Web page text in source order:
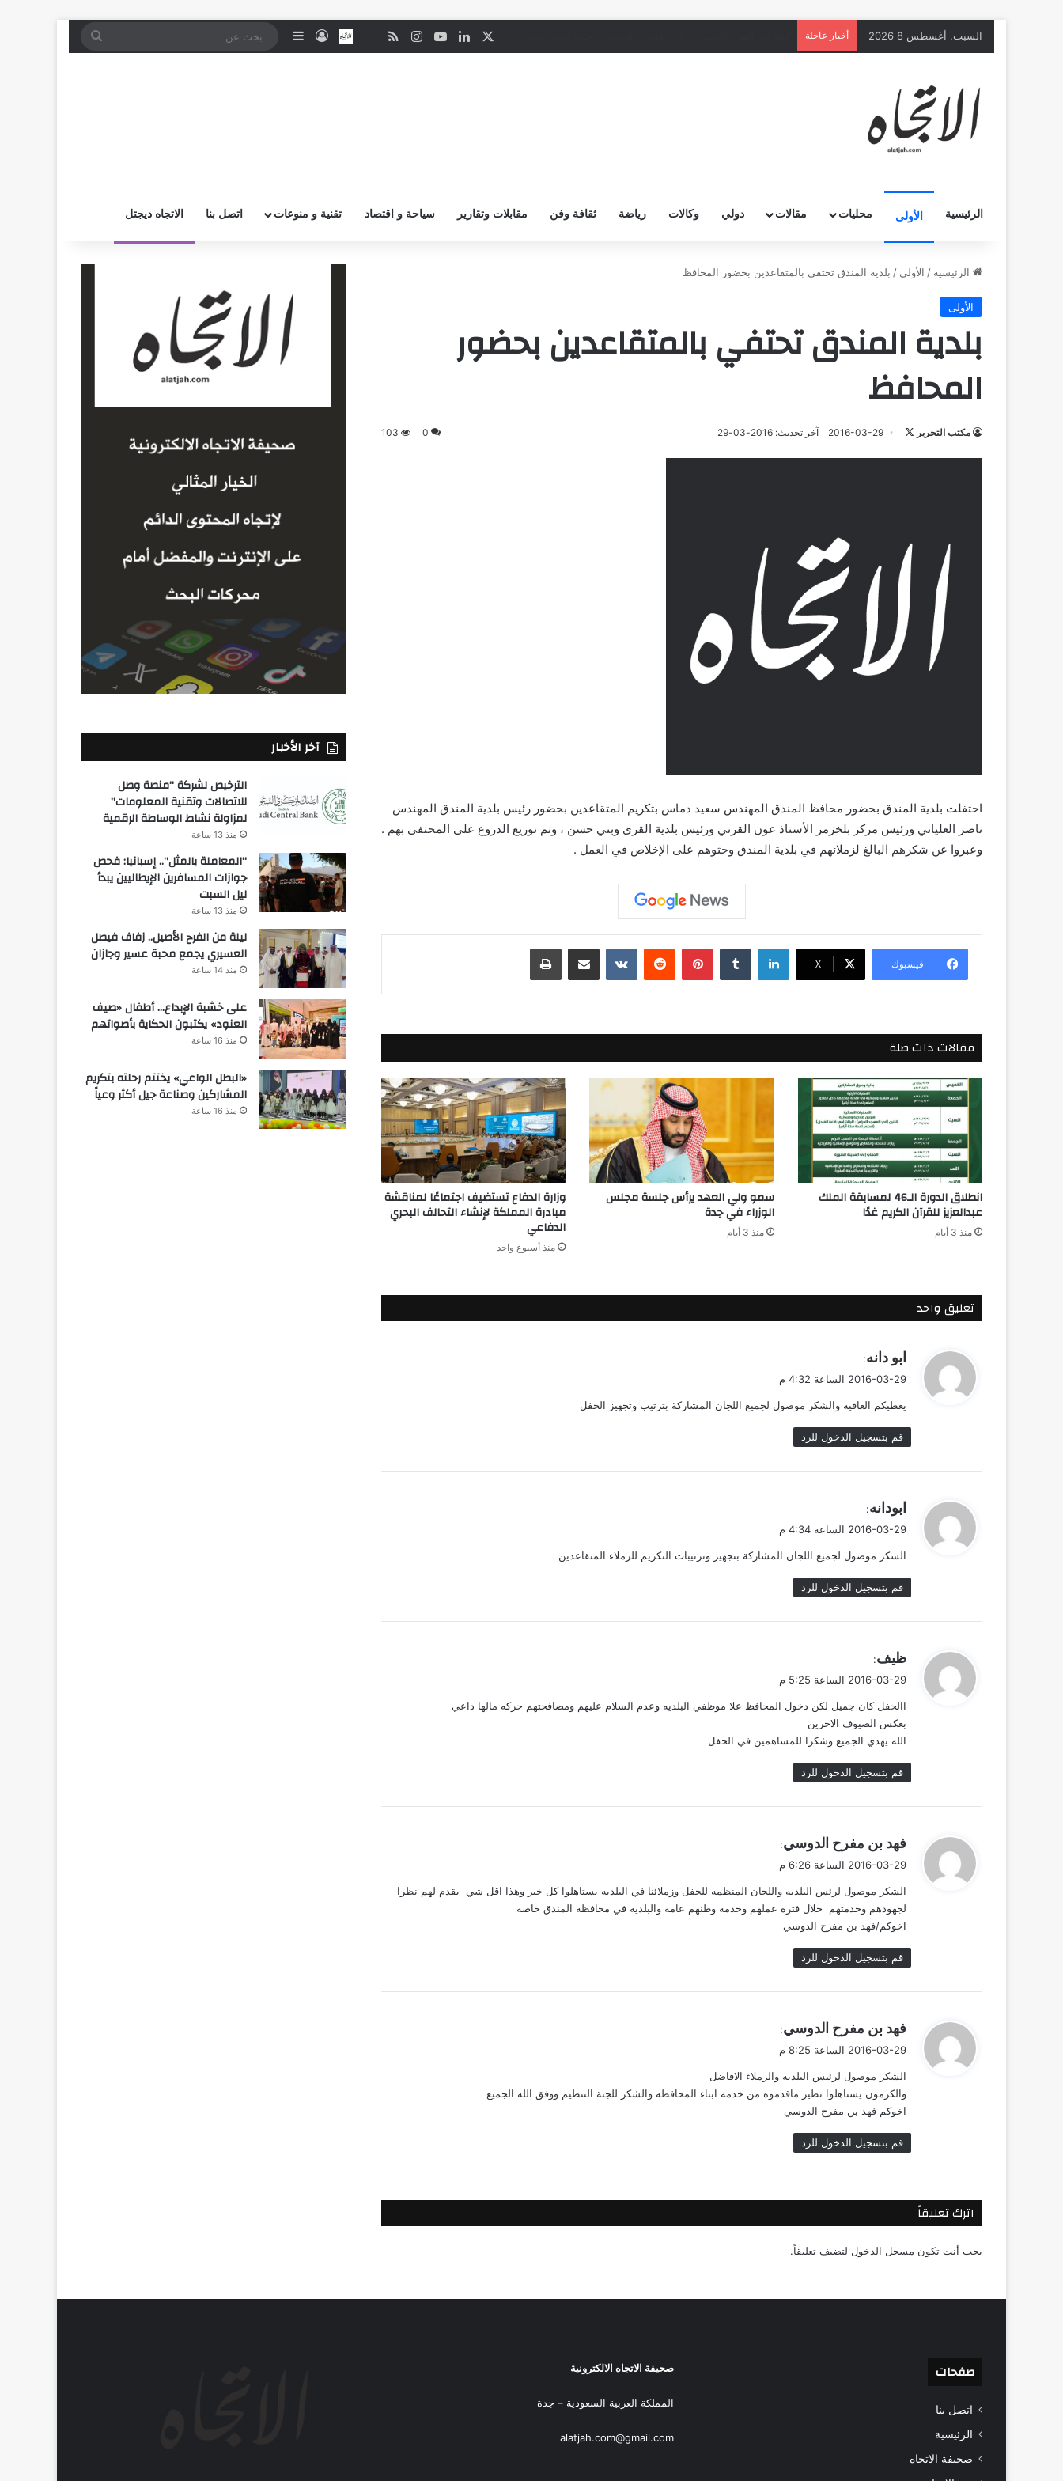
السبت, أغسطس 8 2026 أخبار عاجلة لينكدإن‫YouTube
انستقرامملخص الموقع RSS
نبض اتصل بــنـا
تسجيل الدخول
إضافة عمود جانبي
بحث
الرئيسية الأولى محليات مقالات دولي وكالات رياضة ثقافة وفن مقابلات وتقارير سياحة و اقتصاد تقنية و منوعات اتصل بنا الاتجاه ديجتل
الرئيسية / الأولى / بلدية المندق تحتفي بالمتقاعدين بحضور المحافظ
الأولى
بلدية المندق تحتفي بالمتقاعدين بحضور
المحافظ
مكتب التحرير 2016-03-29 آخر تحديث: 2016-03-29 0
103
احتفلت بلدية المندق بحضور محافظ المندق المهندس سعيد دماس بتكريم المتقاعدين بحضور رئيس بلدية المندق المهندس
ناصر العلياني ورئيس مركز بلخزمر الأستاذ عون القرني ورئيس بلدية القرى وبني حسن ، وتم توزيع الدروع على المحتفى بهم .
وعبروا عن شكرهم البالغ لزملائهم في بلدية المندق وحثوهم على الإخلاص في العمل .
فيسبوك ‫X
لينكدإن بينتيريست مشاركة عبر البريد طباعة
مقالات ذات صلة
انطلاق الدورة الـ46 لمسابقة الملك
عبدالعزيز للقرآن الكريم غدًا
منذ 3 أيام
سمو ولي العهد يرأس جلسة مجلس
الوزراء في جدة
منذ 3 أيام
وزارة الدفاع تستضيف اجتماعًا لمناقشة
مبادرة المملكة لإنشاء التحالف البحري
الدفاعي
منذ أسبوع واحد
تعليق واحد
ي
ل
ابو دانه:
2016-03-29 الساعة 4:32 م
يعطيكم العافيه والشكر موصول لجميع اللجان المشاركة بترتيب وتجهيز الحفل
قم بتسجيل الدخول للرد
ي
ل
ابودانه:
2016-03-29 الساعة 4:34 م
الشكر موصول لجميع اللجان المشاركة بتجهيز وترتيبات التكريم للزملاء المتقاعدين
قم بتسجيل الدخول للرد
ي
ل
ظيف:
2016-03-29 الساعة 5:25 م
االحفل كان جميل لكن دخول المحافظ علا موظفي البلديه وعدم السلام عليهم ومصافحتهم حركه مالها داعي
بعكس الضيوف الاخرين
الله يهدي الجميع وشكرا للمساهمين في الحفل
قم بتسجيل الدخول للرد
ي
ل
فهد بن مفرح الدوسي:
2016-03-29 الساعة 6:26 م
الشكر موصول لرئس البلديه واللجان المنظمه للحفل وزملائنا في البلديه يستاهلوا كل خير وهذا اقل شي يقدم لهم نظرا
لجهودهم وخدمتهم خلال فترة عملهم وخدمة وطنهم عامه والبلديه في محافظة المندق خاصه
اخوكم/فهد بن مفرح الدوسي
قم بتسجيل الدخول للرد
ي
ل
فهد بن مفرح الدوسي:
2016-03-29 الساعة 8:25 م
الشكر موصول لرئيس البلديه والزملاء الافاضل
والكرمون يستاهلوا نظير ماقدموه من خدمه ابناء المحافظه والشكر للجنة التنظيم ووفق الله الجميع
اخوكم فهد بن مفرح الدوسي
قم بتسجيل الدخول للرد
اترك تعليقاً
يجب أنت تكون مسجل الدخول لتضيف تعليقاً.
آخر الأخبار
الترخيص لشركة “منصة وصل
للاتصالات وتقنية المعلومات”
لمزاولة نشاط الوساطة الرقمية
منذ 13 ساعة
“المعاملة بالمثل”.. إسبانيا: فحص
جوازات المسافرين الإيطاليين يبدأ
ليل السبت
منذ 13 ساعة
ليلة من الفرح الأصيل.. زفاف فيصل
العسيري يجمع محبة عسير وجازان
منذ 14 ساعة
على خشبة الإبداع… أطفال «صيف
العنود» يكتبون الحكاية بأصواتهم
منذ 16 ساعة
«البطل الواعي» يختتم رحلته بتكريم
المشاركين وصناعة جيل أكثر وعياً
منذ 16 ساعة
صفحات
اتصل بنا
الرئيسية
صحيفة الاتجاه
صحيفة الاتجاه الالكترونية
المملكة العربية السعودية – جدة
alatjah.com@gmail.com